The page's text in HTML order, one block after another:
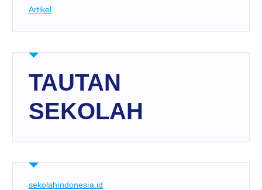
Artikel
TAUTAN
SEKOLAH
sekolahindonesia.id